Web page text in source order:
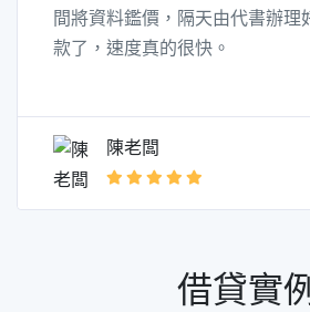
間將資料鑑價，隔天由代書辦理
款了，速度真的很快。
陳老闆
借貸實例